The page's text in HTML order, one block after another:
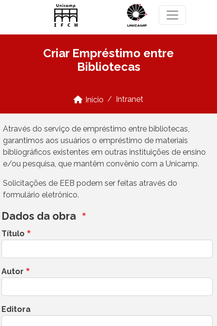
Pular para o conteúdo principal
Criar Empréstimo entre
Bibliotecas
Início Intranet
Através do serviço de empréstimo entre bibliotecas,
garantimos aos usuários o empréstimo de materiais
bibliográficos existentes em outras instituições de ensino
e/ou pesquisa, que mantêm convênio com a Unicamp.
Solicitações de EEB podem ser feitas através do
formulário eletrônico.
Dados da obra
Título
Autor
Editora